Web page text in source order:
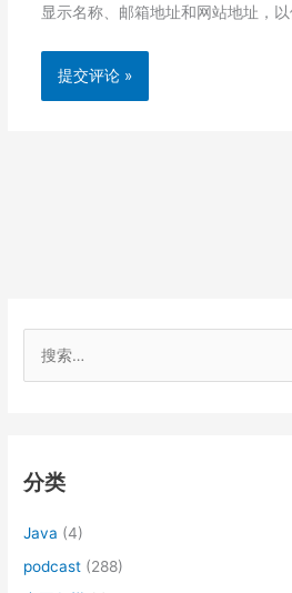
显示名称、邮箱地址和网站地址，以
分类
Java (4)
podcast (288)